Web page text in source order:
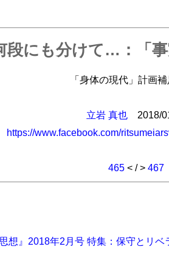
段にも分けて…：「
「身体の現代」計画
立岩 真也
2018/
https://www.facebook.com/
465 < / > 467